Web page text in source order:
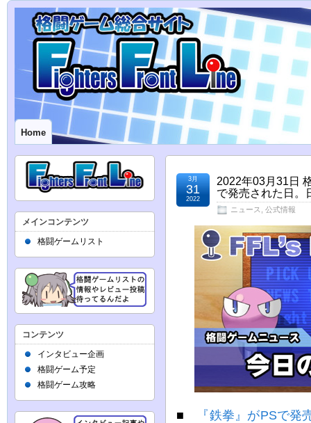
Home
2022年03月31日
で発売された日。
ニュース 公式情報
3月
31
2022
■
『鉄拳』がPSで
メインコンテンツ
格闘ゲームリスト
コンテンツ
インタビュー企画
格闘ゲーム予定
格闘ゲーム攻略